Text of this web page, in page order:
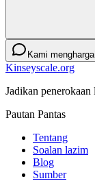
Kami
Kinseyscale.org
Jadikan
Pautan Pantas
Tentang
Soalan lazim
Blog
Sumber